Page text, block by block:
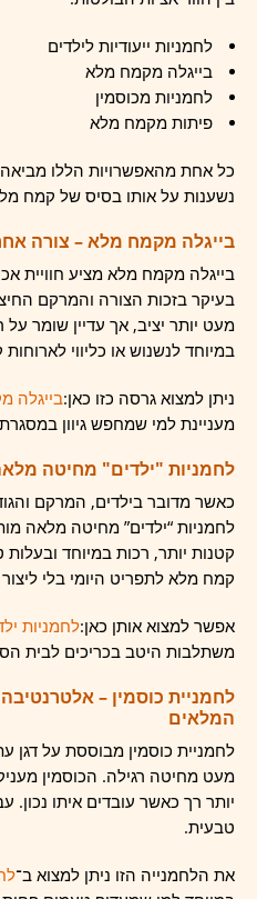
לחמניות ייעודיות לילדים
בייגלה מקמח מלא
לחמניות מכוסמין
פיתות מקמח מלא
כל אחת מהאפשרויות הללו מביאה
נשענות על אותו בסיס של קמח
בייגלה מקמח מלא – צורה
בייגלה מקמח מלא מציע חוויית
בעיקר בזכות הצורה והמרקם
מעט יותר יציב, אך עדיין שומר
במיוחד לנשנוש או כליווי לארוחות
ניתן למצוא גרסה כזו כאן:בייגלה
מעניינת למי שמחפש גיוון
לחמניות "ילדים" מחיטה
כאשר מדובר בילדים, המרקם
לחמניות “ילדים” מחיטה מלאה
קטנות יותר, רכות במיוחד
קמח מלא לתפריט היומי בלי
אפשר למצוא אותן כאן:לחמניות
משתלבות היטב בכריכים לבית
לחמניית כוסמין –
המלאים
לחמניית כוסמין מבוססת על דגן
מעט מחיטה רגילה. הכוסמין
יותר רך כאשר עובדים איתו נכון.
טבעית.
את הלחמנייה הזו ניתן למצוא ב־